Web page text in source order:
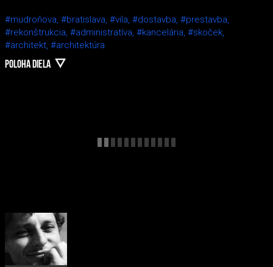
#mudroňova, #bratislava, #vila, #dostavba, #prestavba,
#rekonštrukcia, #administratíva, #kancelária, #skoček,
#architekt, #architektúra
POLOHA DIELA